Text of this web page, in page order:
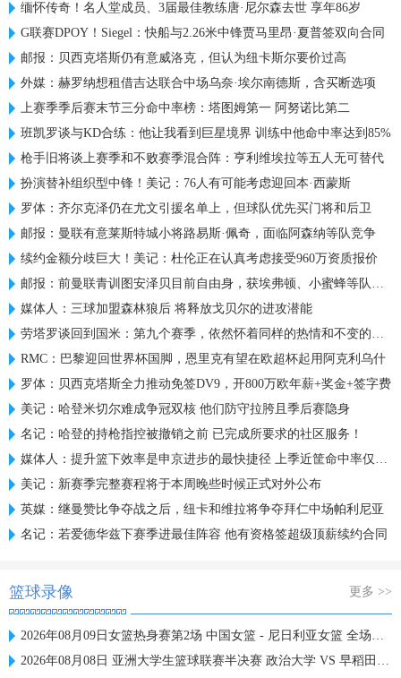
缅怀传奇！名人堂成员、3届最佳教练唐·尼尔森去世 享年86岁
G联赛DPOY！Siegel：快船与2.26米中锋贾马里昂·夏普签双向合同
邮报：贝西克塔斯仍有意威洛克，但认为纽卡斯尔要价过高
外媒：赫罗纳想租借吉达联合中场乌奈·埃尔南德斯，含买断选项
上赛季季后赛末节三分命中率榜：塔图姆第一 阿努诺比第二
班凯罗谈与KD合练：他让我看到巨星境界 训练中他命中率达到85%
枪手旧将谈上赛季和不败赛季混合阵：亨利维埃拉等五人无可替代
扮演替补组织型中锋！美记：76人有可能考虑迎回本·西蒙斯
罗体：齐尔克泽仍在尤文引援名单上，但球队优先买门将和后卫
邮报：曼联有意莱斯特城小将路易斯·佩奇，面临阿森纳等队竞争
续约金额分歧巨大！美记：杜伦正在认真考虑接受960万资质报价
邮报：前曼联青训图安泽贝目前自由身，获埃弗顿、小蜜蜂等队关注
媒体人：三球加盟森林狼后 将释放戈贝尔的进攻潜能
劳塔罗谈回到国米：第九个赛季，依然怀着同样的热情和不变的雄心
RMC：巴黎迎回世界杯国脚，恩里克有望在欧超杯起用阿克利乌什
罗体：贝西克塔斯全力推动免签DV9，开800万欧年薪+奖金+签字费
美记：哈登米切尔难成争冠双核 他们防守拉胯且季后赛隐身
名记：哈登的持枪指控被撤销之前 已完成所要求的社区服务！
媒体人：提升篮下效率是申京进步的最快捷径 上季近筐命中率仅61%
美记：新赛季完整赛程将于本周晚些时候正式对外公布
英媒：继曼赞比争夺战之后，纽卡和维拉将争夺拜仁中场帕利尼亚
名记：若爱德华兹下赛季进最佳阵容 他有资格签超级顶薪续约合同
篮球录像 更多 >>
2026年08月09日女篮热身赛第2场 中国女篮 - 尼日利亚女篮 全场录像
2026年08月08日 亚洲大学生篮球联赛半决赛 政治大学 VS 早稻田大学 全场录像